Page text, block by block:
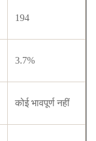
194
3.7%
कोई भावपूर्ण नहीं